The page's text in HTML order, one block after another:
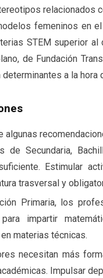
relacionados
femeninos en
STEM superior al
de Fundación
determinantes a la
algunas
de Secundaria,
Estimular
trasversal y
Primaria, los
impartir
materias técnicas.
necesitan más
Impulsar